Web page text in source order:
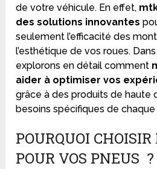
de votre véhicule. En effet,
des solutions innovantes
seulement l’efficacité des
l’esthétique de vos roues.
explorons en détail comment
aider à optimiser vos
grâce à des produits de haute
besoins spécifiques de
POURQUOI
POUR VOS PNEUS ?